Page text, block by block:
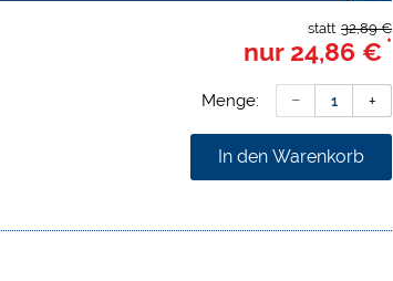
32,89 €
statt
nur 24,86 € *
Menge:
In den Warenkorb